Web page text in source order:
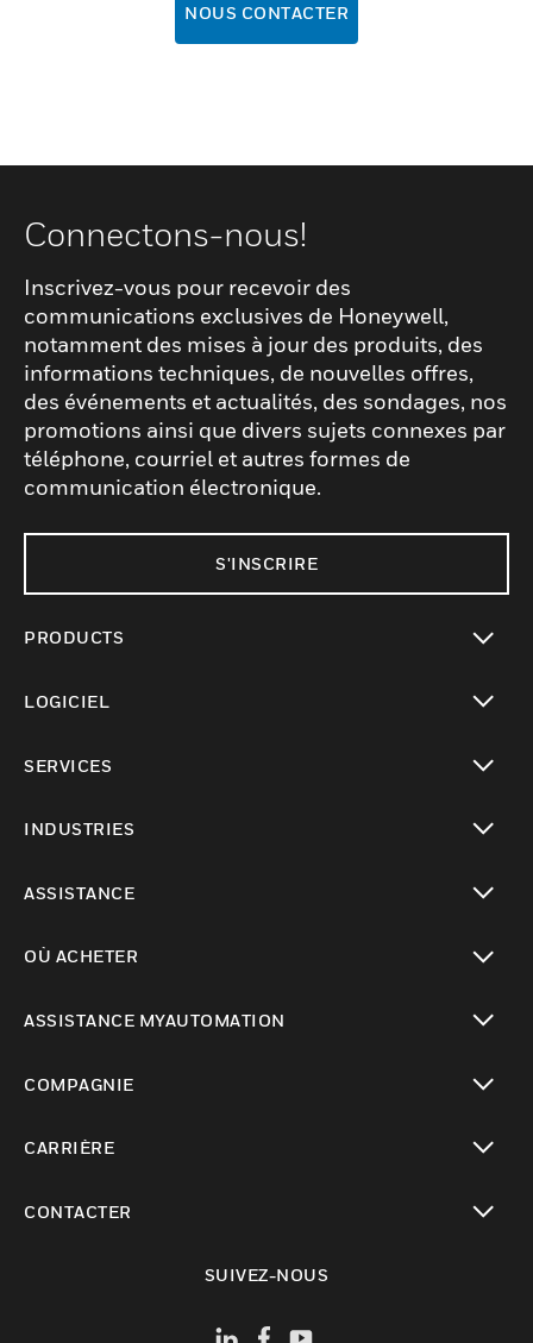
NOUS CONTACTER
Connectons-nous!
Inscrivez-vous pour recevoir des
communications exclusives de Honeywell,
notamment des mises à jour des produits, des
informations techniques, de nouvelles offres,
des événements et actualités, des sondages, nos
promotions ainsi que divers sujets connexes par
téléphone, courriel et autres formes de
communication électronique.
S'INSCRIRE
PRODUCTS
LOGICIEL
SERVICES
INDUSTRIES
ASSISTANCE
OÙ ACHETER
ASSISTANCE MYAUTOMATION
COMPAGNIE
CARRIÈRE
CONTACTER
SUIVEZ-NOUS